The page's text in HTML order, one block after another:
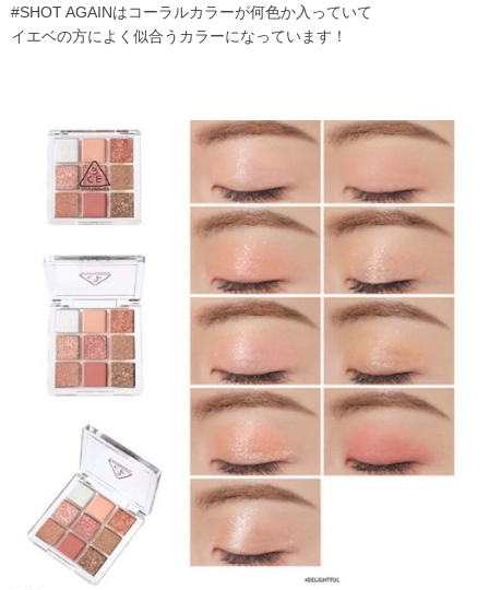
#SHOT AGAINはコーラルカラーが何色か入っていて
イエベの方によく似合うカラーになっています！